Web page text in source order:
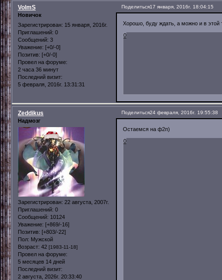
Поделиться17 января, 2016г. 18:04:15
VolmS
Новичок
Зарегистрирован: 15 января, 2016г.
Приглашений: 0
Сообщений: 3
Уважение: [+0/-0]
Позитив: [+0/-0]
Провел на форуме:
2 часа 36 минут
Последний визит:
5 февраля, 2016г. 13:31:31
Хорошо, буду ждать, а можно и в этой
0
Поделиться24 февраля, 2016г. 19:55:38
Zeddikus
Надмозг
Зарегистрирован: 22 августа, 2007г.
Приглашений: 0
Сообщений: 10124
Уважение: [+869/-16]
Позитив: [+803/-22]
Пол: Мужской
Возраст: 42 [1983-11-18]
Провел на форуме:
5 месяцев 14 дней
Последний визит:
2 августа, 2026г. 20:33:40
Остаемся на ф2п)
0